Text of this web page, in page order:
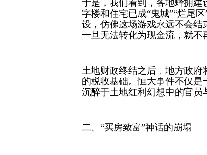
于是，我们看到，各地蜂拥建
字楼和住宅已成“鬼城”“烂尾
设，仿佛这场游戏永远不会
一旦无法转化为现金流，就不
土地财政终结之后，地方政
的税收基础。恒大事件不仅
沉醉于土地红利幻想中的官员
二、“买房致富”神话的崩塌